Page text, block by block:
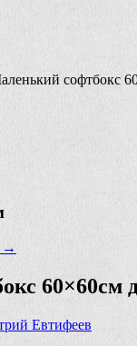
софтбокс
→
Евтифеев